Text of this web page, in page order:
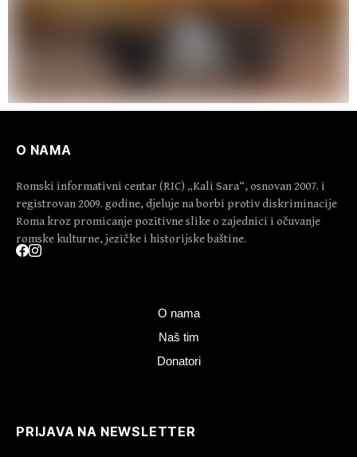
O NAMA
Romski informativni centar (RIC) „Kali Sara“, osnovan 2007. i
registrovan 2009. godine, djeluje na borbi protiv diskriminacije
Roma kroz promicanje pozitivne slike o zajednici i očuvanje
romske kulturne, jezičke i historijske baštine.
O nama
Naš tim
Donatori
PRIJAVA NA NEWSLETTER